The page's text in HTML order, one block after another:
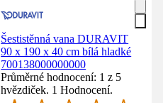
Šestistěnná vana DURAVIT
90 x 190 x 40 cm bílá hladké
700138000000000
Průměrné hodnocení: 1 z 5
hvězdiček. 1 Hodnocení.